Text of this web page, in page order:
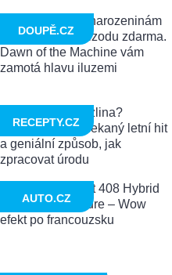
DOUPĚ.CZ
RECEPTY.CZ
AUTO.CZ